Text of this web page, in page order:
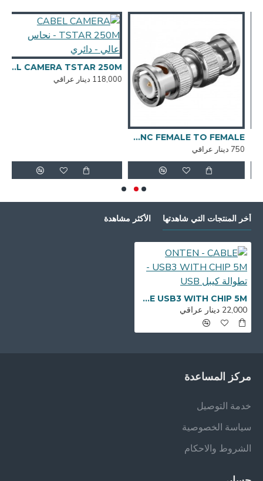
BNC to BNC FEMALE TO FEMALE
750 دينار عراقي
CABEL CAMERA TSTAR 250M - نحاس عالي - دائري
118,000 دينار عراقي
أخر المنتجات التي شاهدتها الأكثر مشاهدة
ONTEN - CABLE USB3 WITH CHIP 5M - تطوالة كيبل USB
22,000 دينار عراقي
مركز المساعدة
خدمة التوصيل
سياسة الخصوصية
الشروط والاحكام